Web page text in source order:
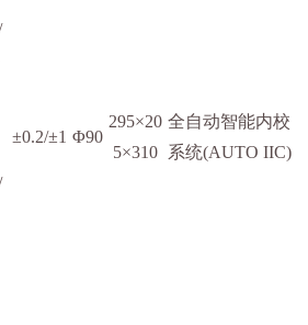
±0.2/±1 Φ90
295×20
5×310
全自动智能内校
系统(AUTO IIC)